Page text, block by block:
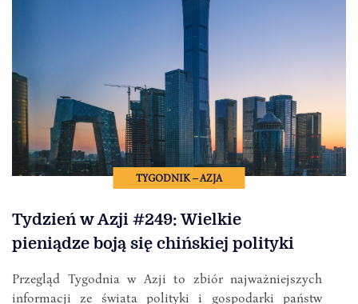
TYGODNIK – AZJA
Tydzień w Azji #249: Wielkie
pieniądze boją się chińskiej polityki
Przegląd Tygodnia w Azji to zbiór najważniejszych
informacji ze świata polityki i gospodarki państw